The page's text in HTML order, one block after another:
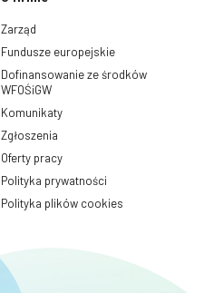
Zarząd
Fundusze europejskie
Dofinansowanie ze środków
WFOŚiGW
Komunikaty
Zgłoszenia
Oferty pracy
Polityka prywatności
Polityka plików cookies